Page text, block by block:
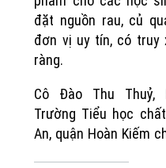
đặt nguồn rau, củ
đơn vị uy tín, có truy
ràng.
Cô Đào Thu Thuỷ,
Trường Tiểu học
An, quận Hoàn Kiếm